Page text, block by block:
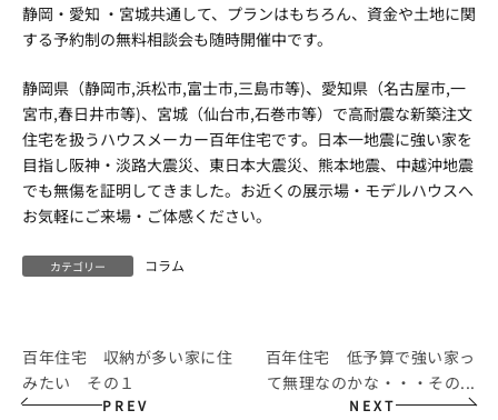
静岡・愛知 ・宮城共通して、プランはもちろん、資金や土地に関
する予約制の無料相談会も随時開催中です。
静岡県（静岡市,浜松市,富士市,三島市等)、愛知県（名古屋市,一
宮市,春日井市等)、宮城（仙台市,石巻市等）で高耐震な新築注文
住宅を扱うハウスメーカー百年住宅です。日本一地震に強い家を
目指し阪神・淡路大震災、東日本大震災、熊本地震、中越沖地震
でも無傷を証明してきました。お近くの展示場・モデルハウスへ
お気軽にご来場・ご体感ください。
カテゴリー コラム
百年住宅 収納が多い家に住
みたい その１
PREV
百年住宅 低予算で強い家っ
て無理なのかな・・・その...
NEXT